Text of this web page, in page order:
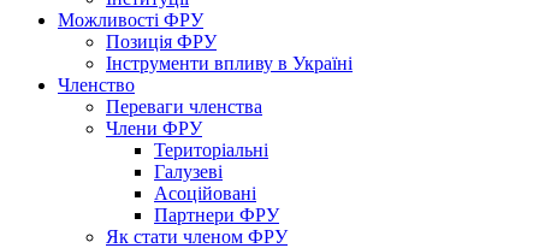
Можливості ФРУ
Позиція ФРУ
Інструменти впливу в Україні
Членство
Переваги членства
Члени ФРУ
Територіальні
Галузеві
Асоційовані
Партнери ФРУ
Як стати членом ФРУ